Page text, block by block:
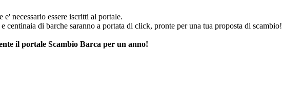
necessario essere iscritti al portale.
di barche saranno a portata di click, pronte per una tua proposta di scambio!
il portale Scambio Barca per un anno!